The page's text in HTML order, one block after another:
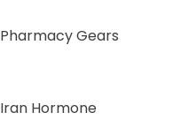
Pharmacy Gears
Iran Hormone